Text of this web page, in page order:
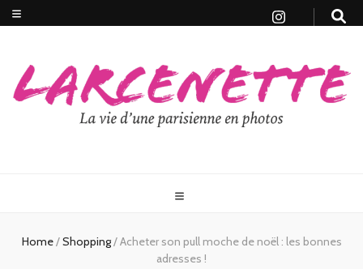
Home/Shopping/Acheter son pull moche de noël : les bonnes
adresses !